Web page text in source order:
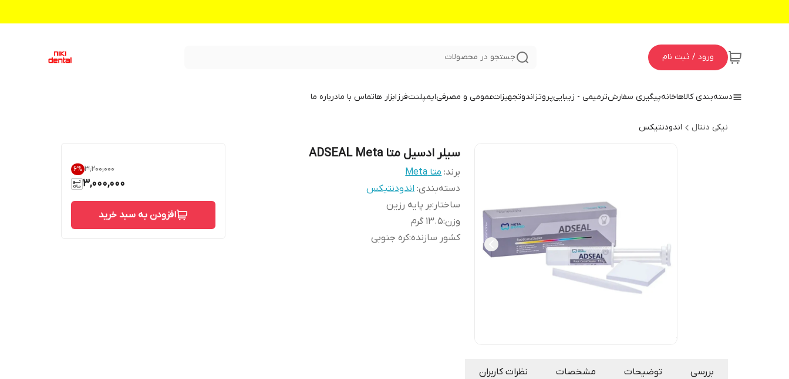
ورود / ثبت نام جستجو در محصولات
دسته‌بندی کالاهاخانهپیگیری سفارشترمیمی - زیباییپروتزاندوتجهیزاتعمومی و مصرفیایمپلنتفرزابزار هاتماس با مادرباره ما
نیکی دنتال اندودنتیکس
سیلر ادسیل متا ADSEAL Meta
برند: متا Meta
دسته‌بندی:اندودنتیکس
ساختار :بر پایه رزین
وزن:۱۳.۵ گرم
کشور سازنده:کره جنوبی
۳٬۲۰۰٬۰۰۰ 6%
3,000,000
افزودن به سبد خرید
بررسی توضیحات مشخصات نظرات کاربران